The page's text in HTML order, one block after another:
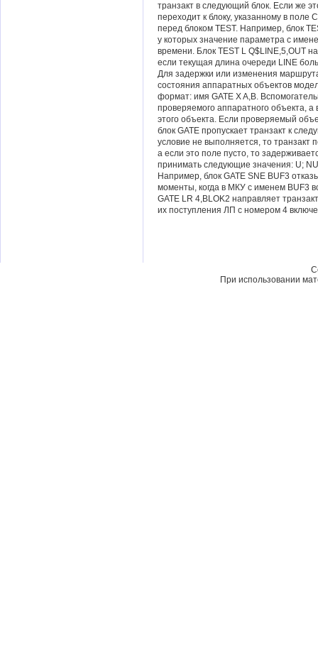
транзакт в следующий блок. Если же
переходит к блоку, указанному в поле
перед блоком TEST. Например, блок
у которых значение параметра с
времени. Блок TEST L Q$LINE,5,OUT
если текущая длина очереди LINE
Для задержки или изменения
состояния аппаратных объектов
формат: имя GATE X A,B.
проверяемого аппаратного объекта,
этого объекта. Если проверяемый
блок GATE пропускает транзакт к
условие не выполняется, то транзакт
а если это поле пусто, то
принимать следующие значения: U;
Например, блок GATE SNE BUF3
моменты, когда в МКУ с именем BUF3
GATE LR 4,BLOK2 направляет
их поступления ЛП с номером 4
При использовании